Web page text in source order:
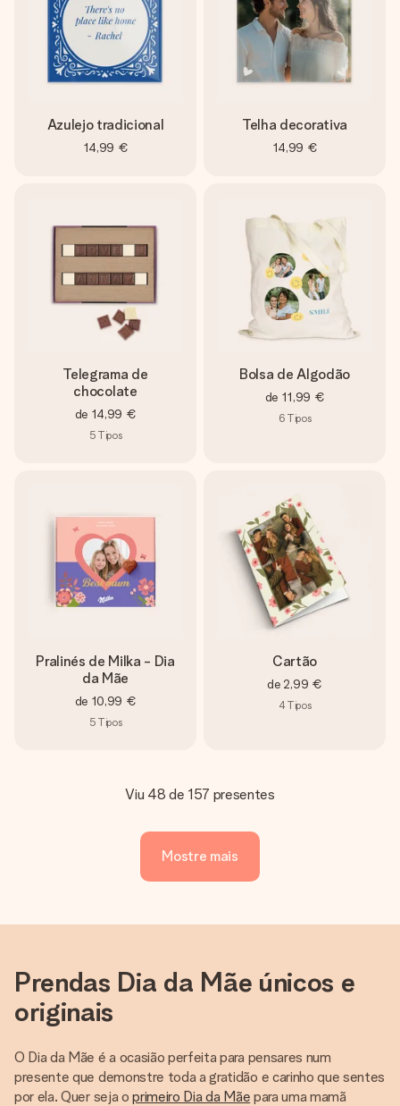
Azulejo tradicional
14,99 €
Telha decorativa
14,99 €
Telegrama de
chocolate
de 14,99 €
5 Tipos
Bolsa de Algodão
de 11,99 €
6 Tipos
Pralinés de Milka - Dia
da Mãe
de 10,99 €
5 Tipos
Cartão
de 2,99 €
4Tipos
Viu 48 de 157 presentes
Mostre mais
Prendas Dia da Mãe únicos e
originais
O Dia da Mãe é a ocasião perfeita para pensares num
presente que demonstre toda a gratidão e carinho que sentes
por ela. Quer seja oprimeiro Dia da Mãe para uma mamã